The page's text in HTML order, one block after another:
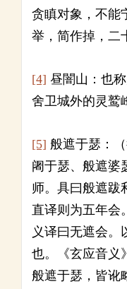
贪瞋对象，不能
举，简作掉，二
[4] 昼闇山：也
舍卫城外的灵鹫
[5] 般遮于瑟：
阇于瑟、般遮婆
师。具曰般遮跋
直译则为五年会
义译曰无遮会。
也。《玄应音义
般遮于瑟，皆讹